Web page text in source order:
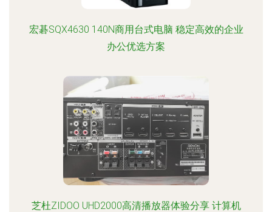
宏碁SQX4630 140N商用台式电脑 稳定高效的企业
办公优选方案
芝杜ZIDOO UHD2000高清播放器体验分享 计算机